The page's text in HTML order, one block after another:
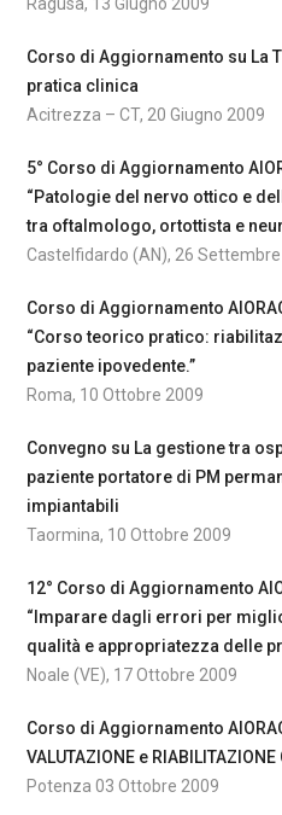
Corso di Aggiornamento su La
pratica clinica
Acitrezza – CT, 20 Giugno 2009
5° Corso di Aggiornamento
“Patologie del nervo ottico e
tra oftalmologo, ortottista e
Castelfidardo (AN), 26
Corso di Aggiornamento
“Corso teorico pratico:
paziente ipovedente.”
Roma, 10 Ottobre 2009
Convegno su La gestione tra
paziente portatore di PM
impiantabili
Taormina, 10 Ottobre 2009
12° Corso di Aggiornamento
“Imparare dagli errori per
qualità e appropriatezza delle
Noale (VE), 17 Ottobre 2009
Corso di Aggiornamento
VALUTAZIONE e
Potenza 03 Ottobre 2009